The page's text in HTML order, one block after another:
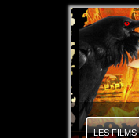
LES FILMS